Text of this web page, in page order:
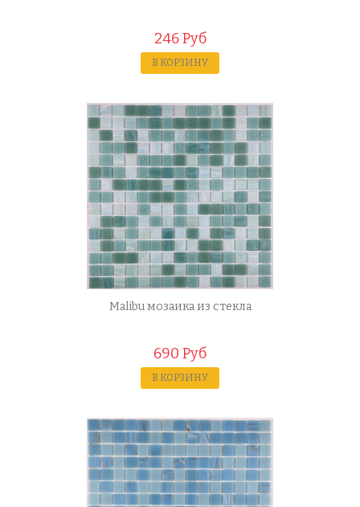
246 Руб
В КОРЗИНУ
Malibu мозаика из стекла
690 Руб
В КОРЗИНУ